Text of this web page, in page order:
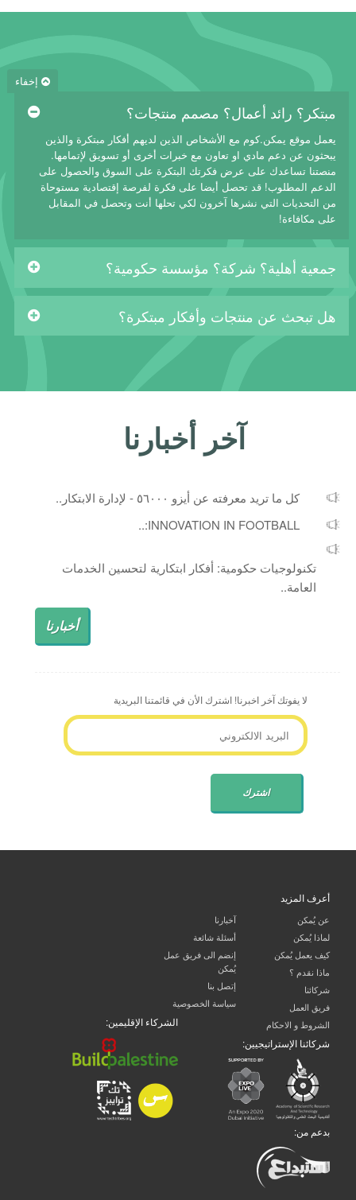
إخفاء
مبتكر؟ رائد أعمال؟ مصمم منتجات؟
يعمل موقع يمكن.كوم مع الأشخاص الذين لديهم أفكار مبتكرة والذين
يبحثون عن دعم مادي او تعاون مع خبرات أخرى أو تسويق لإتمامها.
منصتنا تساعدك على عرض فكرتك البتكرة على السوق والحصول على
الدعم المطلوب! قد تحصل أيضا على فكرة لفرصة إقتصادية مستوحاة
من التحديات التي نشرها آخرون لكي تحلها أنت وتحصل في المقابل
على مكافاءة!
جمعية أهلية؟ شركة؟ مؤسسة حكومية؟
هل تبحث عن منتجات وأفكار مبتكرة؟
آخر أخبارنا
كل ما تريد معرفته عن أيزو ٥٦٠٠٠ - لإدارة الابتكار..
INNOVATION IN FOOTBALL:..
تكنولوجيات حكومية: أفكار ابتكارية لتحسين الخدمات
العامة..
أخبارنا
لا يفوتك آخر اخبرنا! اشترك الأن في قائمتنا البريدية
أعرف المزيد
عن يُمكن
لماذا يُمكن
كيف يعمل يُمكن
ماذا نقدم ؟
شركائنا
فريق العمل
الشروط و الاحكام
آخبارنا
أسئلة شائعة
إنضم الى فريق عمل
يُمكن
إتصل بنا
سياسة الخصوصية
الشركاء الإقليمين:
شركائنا الإستراتيجيين:
بدعم من: